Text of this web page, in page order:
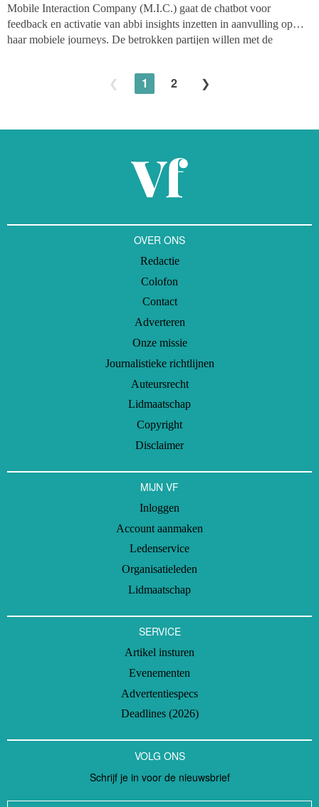
Mobile Interaction Company (M.I.C.) gaat de chatbot voor
feedback en activatie van abbi insights inzetten in aanvulling op
haar mobiele journeys. De betrokken partijen willen met de
connectie met hun achterban persoonlijker en doeltreffender te
1 2
OVER ONS
Redactie
Colofon
Contact
Adverteren
Onze missie
Journalistieke richtlijnen
Auteursrecht
Lidmaatschap
Copyright
Disclaimer
MIJN VF
Inloggen
Account aanmaken
Ledenservice
Organisatieleden
Lidmaatschap
SERVICE
Artikel insturen
Evenementen
Advertentiespecs
Deadlines (2026)
VOLG ONS
Schrijf je in voor de nieuwsbrief